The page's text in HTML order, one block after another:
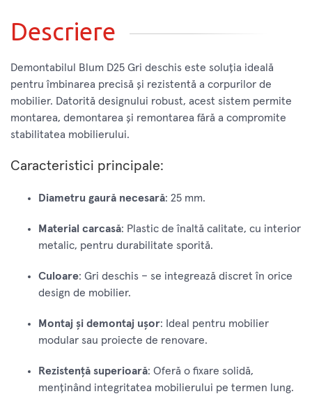
Descriere
Demontabilul Blum D25 Gri deschis este soluția ideală
pentru îmbinarea precisă și rezistentă a corpurilor de
mobilier. Datorită designului robust, acest sistem permite
montarea, demontarea și remontarea fără a compromite
stabilitatea mobilierului.
Caracteristici principale:
Diametru gaură necesară: 25 mm.
Material carcasă: Plastic de înaltă calitate, cu interior
metalic, pentru durabilitate sporită.
Culoare: Gri deschis – se integrează discret în orice
design de mobilier.
Montaj și demontaj ușor: Ideal pentru mobilier
modular sau proiecte de renovare.
Rezistență superioară: Oferă o fixare solidă,
menținând integritatea mobilierului pe termen lung.